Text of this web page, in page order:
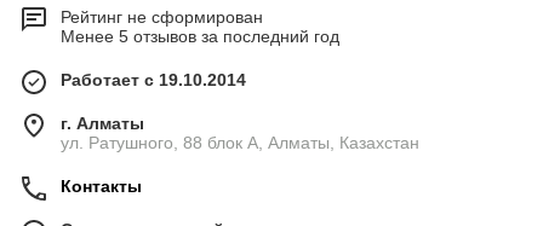
Рейтинг не сформирован
Менее 5 отзывов за последний год
Работает с 19.10.2014
г. Алматы
ул. Ратушного, 88 блок A, Алматы, Казахстан
Контакты